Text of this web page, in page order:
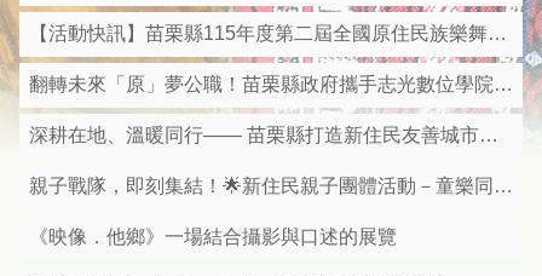
【活動快訊】苗栗縣115年度第二屆全國原住民族樂舞競賽即日起受理報名
翻轉未來「原」夢公職！苗栗縣政府攜手志光數位學院 推出115年原住民族四等特考衝刺班
深耕在地、溫暖同行—— 苗栗縣打造新住民友善城市獲中央優等肯定
親子戰隊，即刻集結！🌟新住民親子團體活動－童樂同行．漆彈歡聚日🌟
《映像．他鄉》一場結合攝影與口述的展覽